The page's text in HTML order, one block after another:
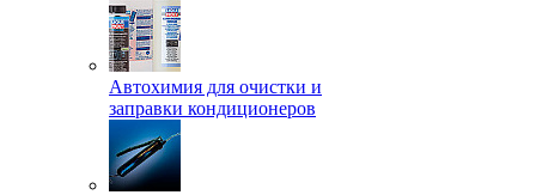
Автохимия для очистки и
заправки кондиционеров